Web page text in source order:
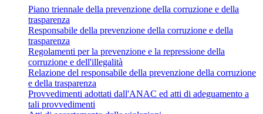
Piano triennale della prevenzione della corruzione e della
trasparenza
Responsabile della prevenzione della corruzione e della
trasparenza
Regolamenti per la prevenzione e la repressione della
corruzione e dell'illegalità
Relazione del responsabile della prevenzione della corruzione
e della trasparenza
Provvedimenti adottati dall'ANAC ed atti di adeguamento a
tali provvedimenti